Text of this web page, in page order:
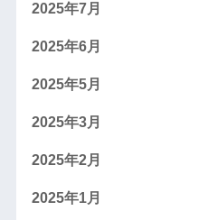
2025年7月
2025年6月
2025年5月
2025年3月
2025年2月
2025年1月